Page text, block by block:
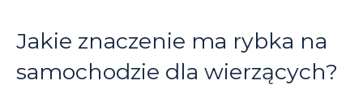
Jakie znaczenie ma rybka na
samochodzie dla wierzących?